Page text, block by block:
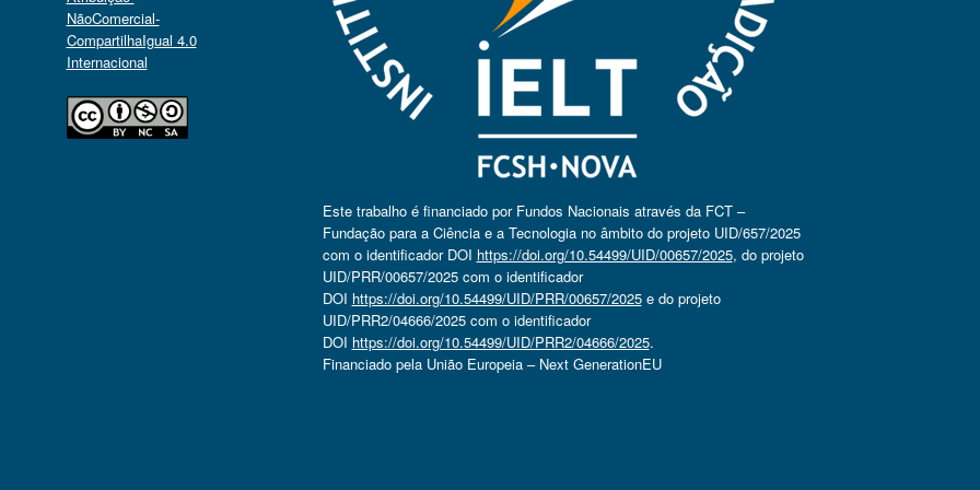
NãoComercial-
CompartilhaIgual 4.0
Internacional
Este trabalho é financiado por Fundos Nacionais através da FCT –
Fundação para a Ciência e a Tecnologia no âmbito do projeto UID/657/2025
com o identificador DOI https://doi.org/10.54499/UID/00657/2025, do projeto
UID/PRR/00657/2025 com o identificador
DOI https://doi.org/10.54499/UID/PRR/00657/2025e do projeto
UID/PRR2/04666/2025 com o identificador
DOI https://doi.org/10.54499/UID/PRR2/04666/2025.
Financiado pela União Europeia – Next GenerationEU